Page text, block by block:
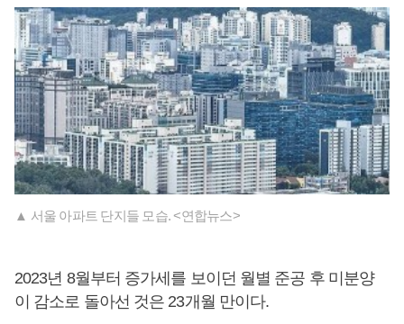
▲ 서울 아파트 단지들 모습. <연합뉴스>
2023년 8월부터 증가세를 보이던 월별 준공 후 미분양
이 감소로 돌아선 것은 23개월 만이다.